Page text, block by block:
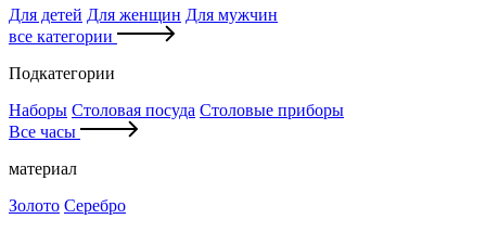
Для детей Для женщин Для мужчин
все категории
Подкатегории
Наборы Столовая посуда Столовые приборы
Все часы
материал
Золото Серебро